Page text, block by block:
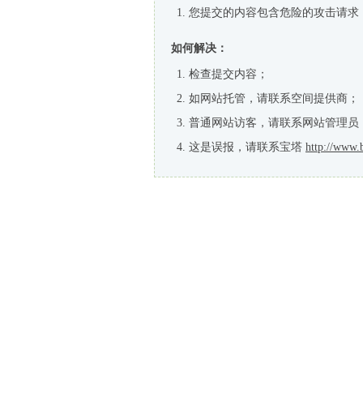
您提交的内容包含危险的攻击请求
如何解决：
检查提交内容；
如网站托管，请联系空间提供商；
普通网站访客，请联系网站管理员
这是误报，请联系宝塔 http://